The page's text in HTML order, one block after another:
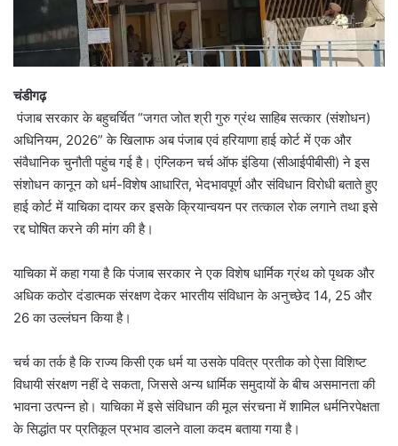
चंडीगढ़
पंजाब सरकार के बहुचर्चित “जगत जोत श्री गुरु ग्रंथ साहिब सत्कार (संशोधन)
अधिनियम, 2026” के खिलाफ अब पंजाब एवं हरियाणा हाई कोर्ट में एक और
संवैधानिक चुनौती पहुंच गई है। एंग्लिकन चर्च ऑफ इंडिया (सीआईपीबीसी) ने इस
संशोधन कानून को धर्म-विशेष आधारित, भेदभावपूर्ण और संविधान विरोधी बताते हुए
हाई कोर्ट में याचिका दायर कर इसके क्रियान्वयन पर तत्काल रोक लगाने तथा इसे
रद्द घोषित करने की मांग की है।
याचिका में कहा गया है कि पंजाब सरकार ने एक विशेष धार्मिक ग्रंथ को पृथक और
अधिक कठोर दंडात्मक संरक्षण देकर भारतीय संविधान के अनुच्छेद 14, 25 और
26 का उल्लंघन किया है।
चर्च का तर्क है कि राज्य किसी एक धर्म या उसके पवित्र प्रतीक को ऐसा विशिष्ट
विधायी संरक्षण नहीं दे सकता, जिससे अन्य धार्मिक समुदायों के बीच असमानता की
भावना उत्पन्न हो। याचिका में इसे संविधान की मूल संरचना में शामिल धर्मनिरपेक्षता
के सिद्धांत पर प्रतिकूल प्रभाव डालने वाला कदम बताया गया है।